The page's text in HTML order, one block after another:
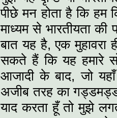
पीछे मन होता है कि हम
माध्यम से भारतीयता
बात यह है, एक मुहावरा
सकते हैं कि यह हमारे
आजादी के बाद, जो
अजीब तरह का
याद करता हूँ तो मुझे